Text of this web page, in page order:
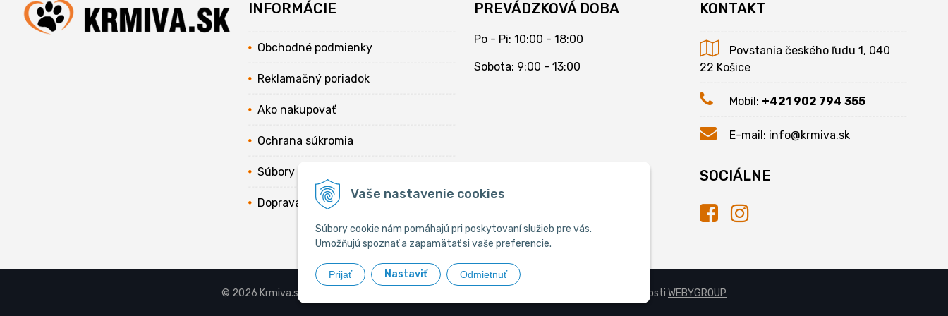
Vaše nastavenie cookies
Súbory cookie nám pomáhajú pri poskytovaní služieb pre vás.
Umožňujú spoznať a zapamätať si vaše preferencie.
Prijať Nastaviť Odmietnuť
INFORMÁCIE
Obchodné podmienky
Reklamačný poriadok
Ako nakupovať
Ochrana súkromia
Súbory cookies
Doprava
PREVÁDZKOVÁ DOBA
Po - Pi: 10:00 - 18:00
Sobota: 9:00 - 13:00
KONTAKT
Povstania českého ľudu 1, 040
22 Košice
Mobil: +421 902 794 355
E-mail: info@krmiva.sk
SOCIÁLNE
© 2026 Krmiva.sk - Chovateľské potreby • spoločnosti WEBYGROUP